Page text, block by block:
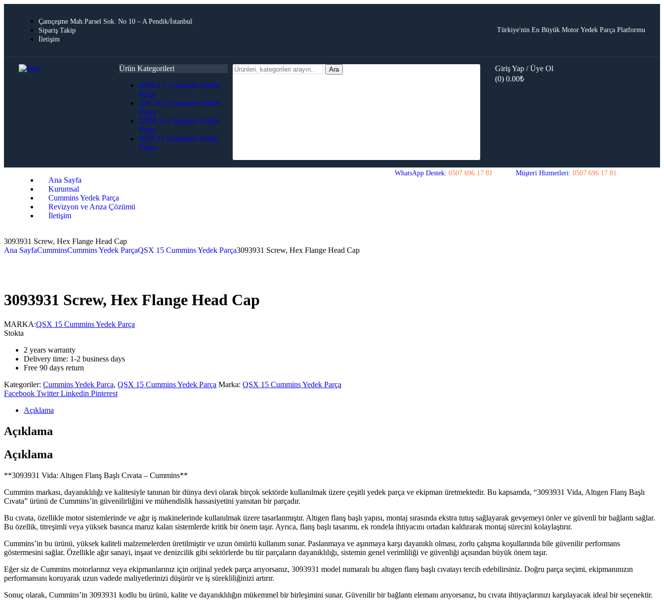
Çamçeşme Mah.Parsel Sok. No 10 – A Pendik/İstanbul
Sipariş Takip
İletişim
Türkiye'nin En Büyük Motor Yedek Parça Platformu
Ürün Kategorileri
QSB 6.7 Cummins Yedek
Parça
QSC 8.3 Cummins Yedek
Parça
QSM 11 Cummins Yedek
Parça
QSX 15 Cummins Yedek
Parça
Ara
Giriş Yap / Üye Ol
(0) 0.00₺
Ana Sayfa
Kurumsal
Cummins Yedek Parça
Revizyon ve Arıza Çözümü
İletişim
WhatsApp Destek: 0507 696 17 81 Müşteri Hizmetleri: 0507 696 17 81
3093931 Screw, Hex Flange Head Cap
Ana SayfaCumminsCummins Yedek ParçaQSX 15 Cummins Yedek Parça3093931 Screw, Hex Flange Head Cap
3093931 Screw, Hex Flange Head Cap
MARKA:QSX 15 Cummins Yedek Parça
Stokta
2 years warranty
Delivery time: 1-2 business days
Free 90 days return
Kategoriler: Cummins Yedek Parça, QSX 15 Cummins Yedek Parça Marka: QSX 15 Cummins Yedek Parça
Facebook Twitter Linkedin Pinterest
Açıklama
Açıklama
Açıklama
**3093931 Vida: Altıgen Flanş Başlı Cıvata – Cummins**
Cummins markası, dayanıklılığı ve kalitesiyle tanınan bir dünya devi olarak birçok sektörde kullanılmak üzere çeşitli yedek parça ve ekipman üretmektedir. Bu kapsamda, “3093931 Vida, Altıgen Flanş Başlı
Cıvata” ürünü de Cummins’in güvenilirliğini ve mühendislik hassasiyetini yansıtan bir parçadır.
Bu cıvata, özellikle motor sistemlerinde ve ağır iş makinelerinde kullanılmak üzere tasarlanmıştır. Altıgen flanş başlı yapısı, montaj sırasında ekstra tutuş sağlayarak gevşemeyi önler ve güvenli bir bağlantı sağlar.
Bu özellik, titreşimli veya yüksek basınca maruz kalan sistemlerde kritik bir önem taşır. Ayrıca, flanş başlı tasarımı, ek rondela ihtiyacını ortadan kaldırarak montaj sürecini kolaylaştırır.
Cummins’in bu ürünü, yüksek kaliteli malzemelerden üretilmiştir ve uzun ömürlü kullanım sunar. Paslanmaya ve aşınmaya karşı dayanıklı olması, zorlu çalışma koşullarında bile güvenilir performans
göstermesini sağlar. Özellikle ağır sanayi, inşaat ve denizcilik gibi sektörlerde bu tür parçaların dayanıklılığı, sistemin genel verimliliği ve güvenliği açısından büyük önem taşır.
Eğer siz de Cummins motorlarınız veya ekipmanlarınız için orijinal yedek parça arıyorsanız, 3093931 model numaralı bu altıgen flanş başlı cıvatayı tercih edebilirsiniz. Doğru parça seçimi, ekipmanınızın
performansını koruyarak uzun vadede maliyetlerinizi düşürür ve iş sürekliliğinizi artırır.
Sonuç olarak, Cummins’in 3093931 kodlu bu ürünü, kalite ve dayanıklılığın mükemmel bir birleşimini sunar. Güvenilir bir bağlantı elemanı arıyorsanız, bu cıvata ihtiyaçlarınızı karşılayacak ideal bir seçenektir.